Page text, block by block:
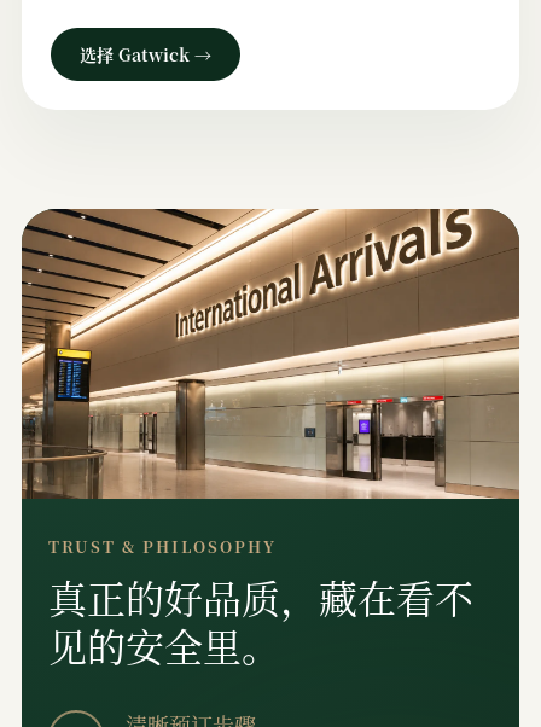
选择 Gatwick →
TRUST & PHILOSOPHY
真正的好品质，藏在看不
见的安全里。